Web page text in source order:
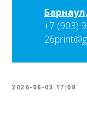
+7 (903)
2026-06-03 17:08